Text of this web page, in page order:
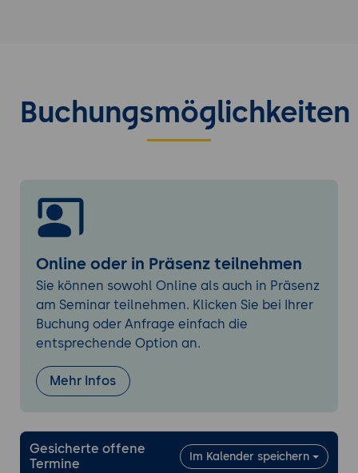
Erste Konfiguration: Einrichtung der
Programmierumgebung, Import der
benötigten Bibliotheken.
Bibliothek: Übersicht und Installation.
Modellen: Basis-Syntax und
grundlegende Funktionen.
Datenvorbereitung und -verarbeitung:
Importieren, Bereinigen und
Vorverarbeiten von Datensätzen.
Erste Schritte mit AdaBoost
Klassifikators: Parameterwahl,
Modelltraining.
Buchungsmöglichkeiten
Online oder in Präsenz teilnehmen
Sie können sowohl Online als auch in Präsenz
am Seminar teilnehmen. Klicken Sie bei Ihrer
Buchung oder Anfrage einfach die
entsprechende Option an.
Mehr Infos
Gesicherte offene
Termine
Im Kalender speichern